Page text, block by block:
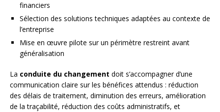
financiers
Sélection des solutions techniques adaptées au contexte de
l’entreprise
Mise en œuvre pilote sur un périmètre restreint avant
généralisation
La conduite du changement doit s’accompagner d’une
communication claire sur les bénéfices attendus : réduction
des délais de traitement, diminution des erreurs, amélioration
de la traçabilité, réduction des coûts administratifs, et